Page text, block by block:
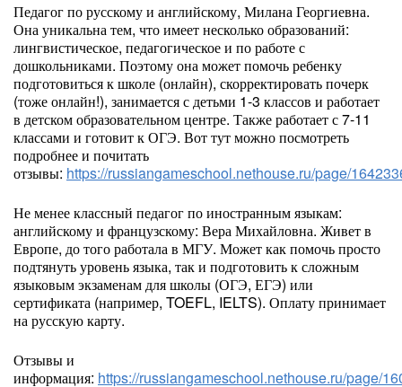
Педагог по русскому и английскому, Милана Георгиевна.
Она уникальна тем, что имеет несколько образований:
лингвистическое, педагогическое и по работе с
дошкольниками. Поэтому она может помочь ребенку
подготовиться к школе (онлайн), скорректировать почерк
(тоже онлайн!), занимается с детьми 1-3 классов и работает
в детском образовательном центре. Также работает с 7-11
классами и готовит к ОГЭ. Вот тут можно посмотреть
подробнее и почитать
отзывы: https://russiangameschool.nethouse.ru/page/
Не менее классный педагог по иностранным языкам:
английскому и французскому: Вера Михайловна. Живет в
Европе, до того работала в МГУ. Может как помочь просто
подтянуть уровень языка, так и подготовить к сложным
языковым экзаменам для школы (ОГЭ, ЕГЭ) или
сертификата (например, TOEFL, IELTS). Оплату принимает
на русскую карту.
Отзывы и
информация: https://russiangameschool.nethouse.ru/page/